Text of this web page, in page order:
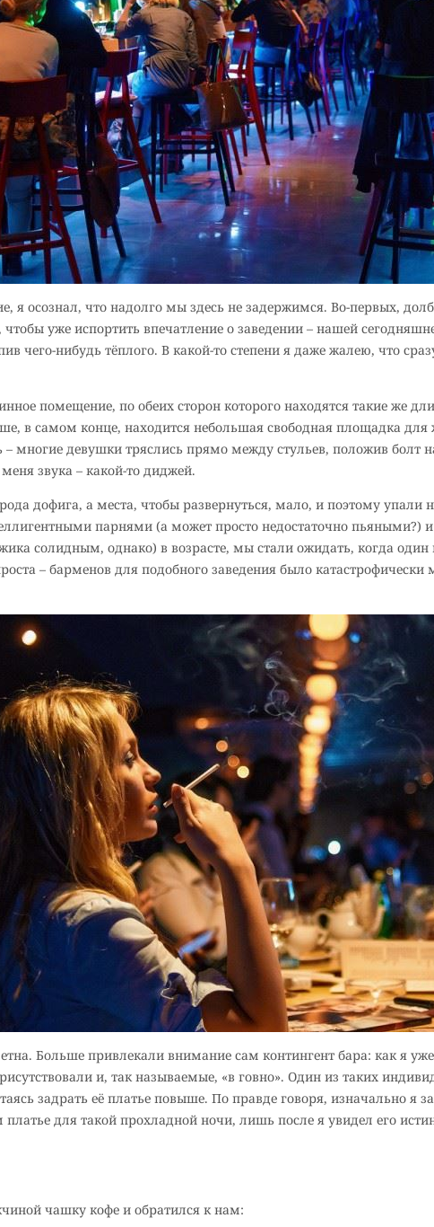
я осознал, что надолго мы здесь не задержимся. Во-первых,
чтобы уже испортить впечатление о заведении – нашей
чего-нибудь тёплого. В какой-то степени я даже жалею, что
помещение, по обеих сторон которого находятся такие же
в самом конце, находится небольшая свободная площадка
– многие девушки тряслись прямо между стульев, положив
звука – какой-то диджей.
дофига, а места, чтобы развернуться, мало, и поэтому упали
парнями (а может просто недостаточно пьяными?)
солидным, однако) в возрасте, мы стали ожидать, когда один
– барменов для подобного заведения было
Больше привлекали внимание сам контингент бара: как я
и, так называемые, «в говно». Один из таких
задрать её платье повыше. По правде говоря, изначально я
для такой прохладной ночи, лишь после я увидел его
чашку кофе и обратился к нам: